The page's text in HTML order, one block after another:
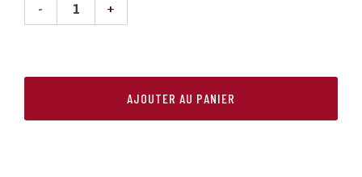
À
AJOUTER AU PANIER